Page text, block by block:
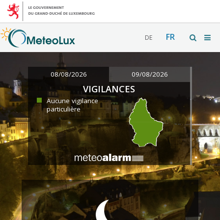
DE FR
08/08/2026 09/08/2026
VIGILANCES
Aucune vigilance
particulière